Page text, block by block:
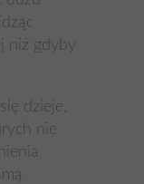
niż gdyby
dzieje,
nie